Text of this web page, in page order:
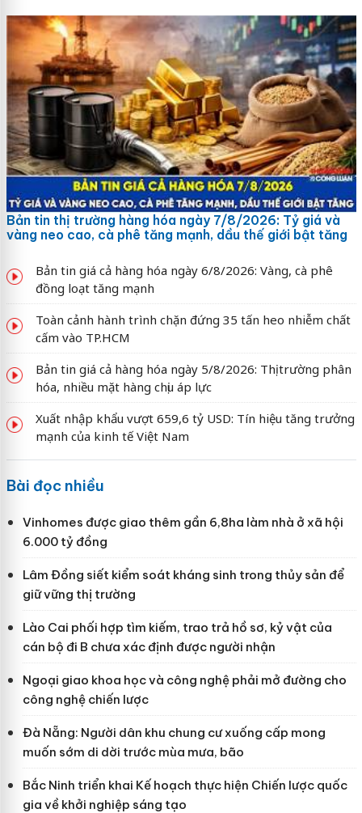
Bản tin thị trường hàng hóa ngày 7/8/2026: Tỷ giá và
vàng neo cao, cà phê tăng mạnh, dầu thế giới bật tăng
Bản tin giá cả hàng hóa ngày 6/8/2026: Vàng, cà phê
đồng loạt tăng mạnh
Toàn cảnh hành trình chặn đứng 35 tấn heo nhiễm chất
cấm vào TP.HCM
Bản tin giá cả hàng hóa ngày 5/8/2026: Thị trường phân
hóa, nhiều mặt hàng chịu áp lực
Xuất nhập khẩu vượt 659,6 tỷ USD: Tín hiệu tăng trưởng
mạnh của kinh tế Việt Nam
Bài đọc nhiều
Vinhomes được giao thêm gần 6,8ha làm nhà ở xã hội
6.000 tỷ đồng
Lâm Đồng siết kiểm soát kháng sinh trong thủy sản để
giữ vững thị trường
Lào Cai phối hợp tìm kiếm, trao trả hồ sơ, kỷ vật của
cán bộ đi B chưa xác định được người nhận
Ngoại giao khoa học và công nghệ phải mở đường cho
công nghệ chiến lược
Đà Nẵng: Người dân khu chung cư xuống cấp mong
muốn sớm di dời trước mùa mưa, bão
Bắc Ninh triển khai Kế hoạch thực hiện Chiến lược quốc
gia về khởi nghiệp sáng tạo